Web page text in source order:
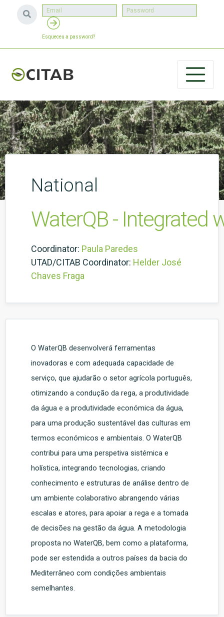
Esqueceu a password?
National
WaterQB - Integrated
Coordinator: Paula Paredes
UTAD/CITAB Coordinator: Helder José
Chaves Fraga
O WaterQB desenvolverá ferramentas
inovadoras e com adequada capacidade de
serviço, que ajudarão o setor agrícola português,
otimizando a condução da rega, a produtividade
da água e a produtividade económica da água,
para uma produção sustentável das culturas em
termos económicos e ambientais. O WaterQB
contribui para uma perspetiva sistémica e
holística, integrando tecnologias, criando
conhecimento e estruturas de análise dentro de
um ambiente colaborativo abrangendo várias
escalas e atores, para apoiar a rega e a tomada
de decisões na gestão da água. A metodologia
proposta no WaterQB, bem como a plataforma,
pode ser estendida a outros países da bacia do
Mediterrâneo com condições ambientais
semelhantes.